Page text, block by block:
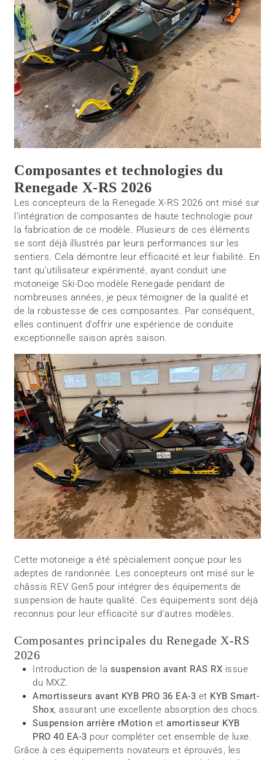
Composantes et technologies du
Renegade X-RS 2026
Les concepteurs de la Renegade X-RS 2026 ont misé sur
l’intégration de composantes de haute technologie pour
la fabrication de ce modèle. Plusieurs de ces éléments
se sont déjà illustrés par leurs performances sur les
sentiers. Cela démontre leur efficacité et leur fiabilité. En
tant qu’utilisateur expérimenté, ayant conduit une
motoneige Ski-Doo modèle Renegade pendant de
nombreuses années, je peux témoigner de la qualité et
de la robustesse de ces composantes. Par conséquent,
elles continuent d’offrir une expérience de conduite
exceptionnelle saison après saison.
Cette motoneige a été spécialement conçue pour les
adeptes de randonnée. Les concepteurs ont misé sur le
châssis REV Gen5 pour intégrer des équipements de
suspension de haute qualité. Ces équipements sont déjà
reconnus pour leur efficacité sur d’autres modèles.
Composantes principales du Renegade X-RS
2026
Introduction de la suspension avant RAS RX issue
du MXZ.
Amortisseurs avant KYB PRO 36 EA-3 et KYB Smart-
Shox, assurant une excellente absorption des chocs.
Suspension arrière rMotion etamortisseur KYB
PRO 40 EA-3 pour compléter cet ensemble de luxe.
Grâce à ces équipements novateurs et éprouvés, les